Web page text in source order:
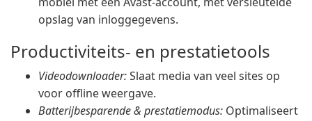
opslag van inloggegevens.
Productiviteits- en prestatietools
Videodownloader:Slaat media van veel sites op
voor offline weergave.
Batterijbesparende & prestatiemodus: Optimaliseert